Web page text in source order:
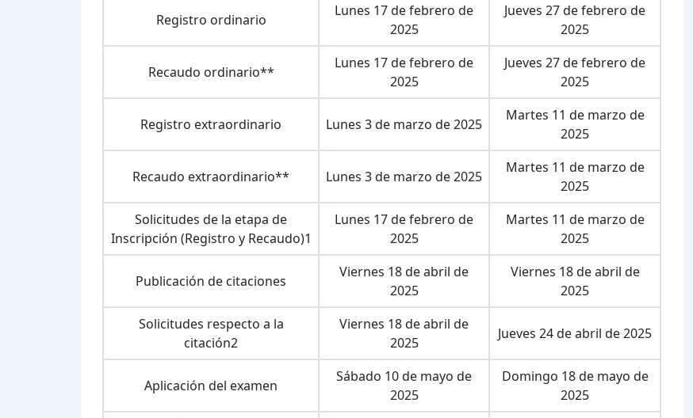
Registro ordinario
Lunes 17 de febrero de
2025
Jueves 27 de febrero de
2025
Recaudo ordinario**
Lunes 17 de febrero de
2025
Jueves 27 de febrero de
2025
Registro extraordinario Lunes 3 de marzo de 2025
Martes 11 de marzo de
2025
Recaudo extraordinario** Lunes 3 de marzo de 2025
Martes 11 de marzo de
2025
Solicitudes de la etapa de
Inscripción (Registro y Recaudo)1
Lunes 17 de febrero de
2025
Martes 11 de marzo de
2025
Publicación de citaciones
Viernes 18 de abril de
2025
Viernes 18 de abril de
2025
Solicitudes respecto a la
citación2
Viernes 18 de abril de
2025
Jueves 24 de abril de 2025
Aplicación del examen
Sábado 10 de mayo de
2025
Domingo 18 de mayo de
2025